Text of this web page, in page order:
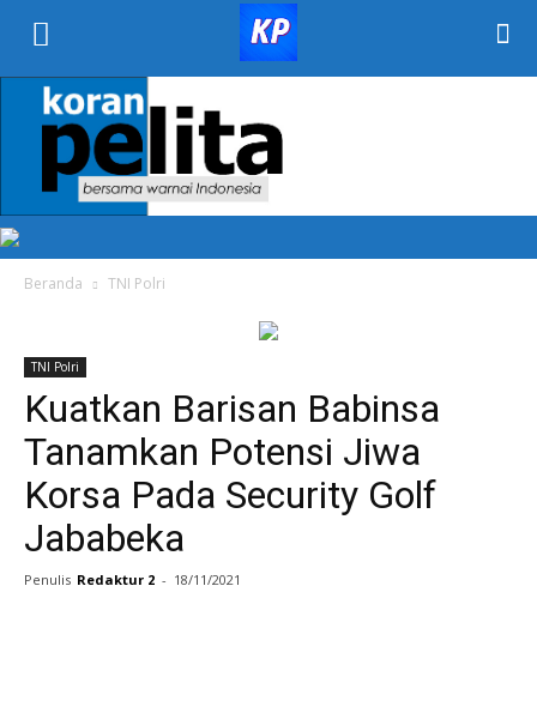
PELITA
Beranda TNI Polri
TNI Polri
Kuatkan Barisan Babinsa
Tanamkan Potensi Jiwa
Korsa Pada Security Golf
Jababeka
Penulis Redaktur 2 - 18/11/2021